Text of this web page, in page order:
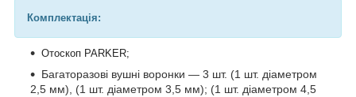
Комплектація:
Отоскоп PARKER;
Багаторазові вушні воронки — 3 шт. (1 шт. діаметром
2,5 мм), (1 шт. діаметром 3,5 мм); (1 шт. діаметром 4,5